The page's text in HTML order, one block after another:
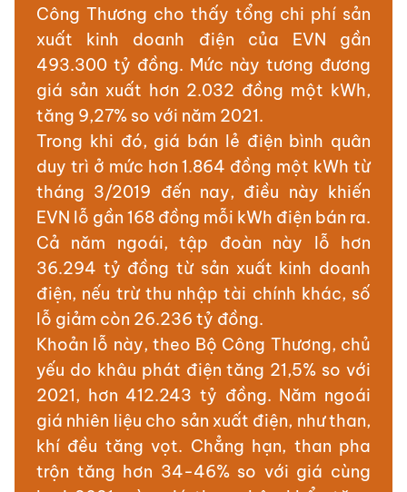
Công Thương cho thấy tổng chi phí sản
xuất kinh doanh điện của EVN gần
493.300 tỷ đồng. Mức này tương đương
giá sản xuất hơn 2.032 đồng một kWh,
tăng 9,27% so với năm 2021.
Trong khi đó, giá bán lẻ điện bình quân
duy trì ở mức hơn 1.864 đồng một kWh từ
tháng 3/2019 đến nay, điều này khiến
EVN lỗ gần 168 đồng mỗi kWh điện bán ra.
Cả năm ngoái, tập đoàn này lỗ hơn
36.294 tỷ đồng từ sản xuất kinh doanh
điện, nếu trừ thu nhập tài chính khác, số
lỗ giảm còn 26.236 tỷ đồng.
Khoản lỗ này, theo Bộ Công Thương, chủ
yếu do khâu phát điện tăng 21,5% so với
2021, hơn 412.243 tỷ đồng. Năm ngoái
giá nhiên liệu cho sản xuất điện, như than,
khí đều tăng vọt. Chẳng hạn, than pha
trộn tăng hơn 34-46% so với giá cùng